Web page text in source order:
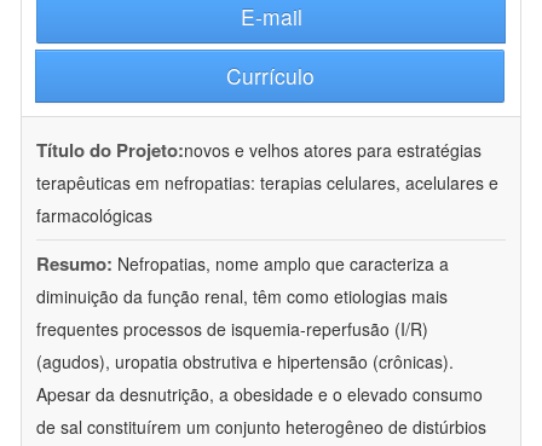
E-mail
Currículo
Título do Projeto:novos e velhos atores para estratégias
terapêuticas em nefropatias: terapias celulares, acelulares e
farmacológicas
Resumo: Nefropatias, nome amplo que caracteriza a
diminuição da função renal, têm como etiologias mais
frequentes processos de isquemia-reperfusão (I/R)
(agudos), uropatia obstrutiva e hipertensão (crônicas).
Apesar da desnutrição, a obesidade e o elevado consumo
de sal constituírem um conjunto heterogêneo de distúrbios